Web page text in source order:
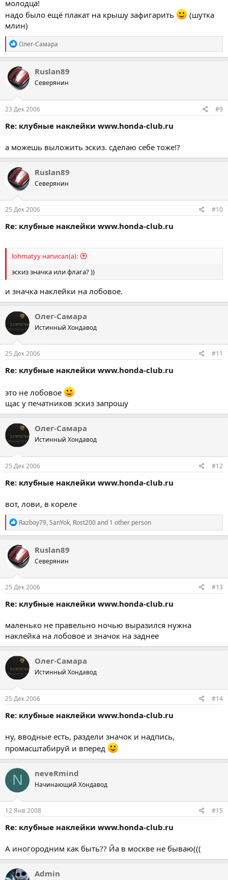
молодца!
надо было ещё плакат на крышу зафигарить
(шутка
млин)
R
e
a
c
t
i
o
n
s
Олег-Самара
Ruslan89
Северянин
23 Дек 2006 #9
Re: клубные наклейки www.honda-club.ru
а можешь выложить эскиз. сделаю себе тоже!?
Ruslan89
Северянин
25 Дек 2006 #10
Re: клубные наклейки www.honda-club.ru
lohmatyy написал(а):
эскиз значка или флага? ))
и значка наклейки на лобовое.
Олег-Самара
Истинный Хондавод
25 Дек 2006 #11
Re: клубные наклейки www.honda-club.ru
это не лобовое
щас у печатников эскиз запрошу
Олег-Самара
Истинный Хондавод
25 Дек 2006 #12
Re: клубные наклейки www.honda-club.ru
вот, лови, в кореле
R
e
a
c
t
i
o
n
s
Razboy79,SanYok, Rost200and 1 other person
Ruslan89
Северянин
25 Дек 2006 #13
Re: клубные наклейки www.honda-club.ru
маленько не правельно ночью выразился нужна
наклейка на лобовое и значок на заднее
Олег-Самара
Истинный Хондавод
25 Дек 2006 #14
Re: клубные наклейки www.honda-club.ru
ну, вводные есть, раздели значок и надпись,
промасштабируй и вперед
N neveRmind
Начинающий Хондавод
12 Янв 2008 #15
Re: клубные наклейки www.honda-club.ru
А иногородним как быть?? Йа в москве не бываю(((
Admin